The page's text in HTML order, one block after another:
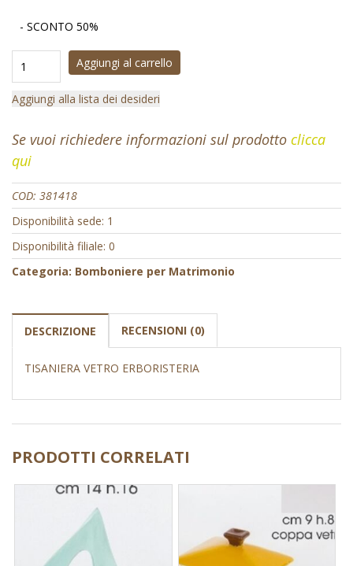
- SCONTO 50%
Aggiungi al carrello
Aggiungi alla lista dei desideri
Se vuoi richiedere informazioni sul prodotto clicca
qui
COD: 381418
Disponibilità sede: 1
Disponibilità filiale: 0
Categoria: Bomboniere per Matrimonio
DESCRIZIONE RECENSIONI (0)
TISANIERA VETRO ERBORISTERIA
PRODOTTI CORRELATI